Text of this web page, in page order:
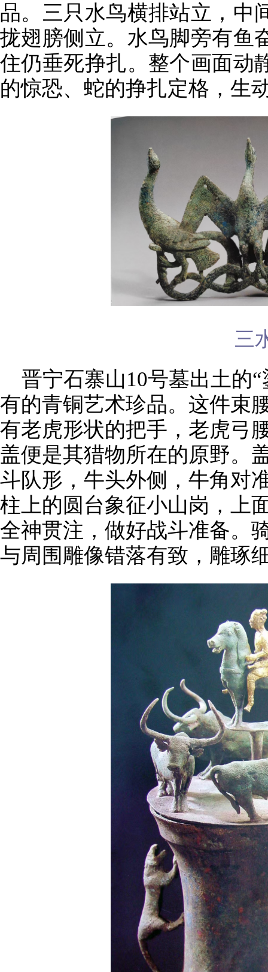
品。三只水鸟横排站立，中
拢翅膀侧立。水鸟脚旁有鱼
住仍垂死挣扎。整个画面动
的惊恐、蛇的挣扎定格，生
三
晋宁石寨山10号墓出土的
有的青铜艺术珍品。这件束
有老虎形状的把手，老虎弓
盖便是其猎物所在的原野。
斗队形，牛头外侧，牛角对
柱上的圆台象征小山岗，上
全神贯注，做好战斗准备。
与周围雕像错落有致，雕琢